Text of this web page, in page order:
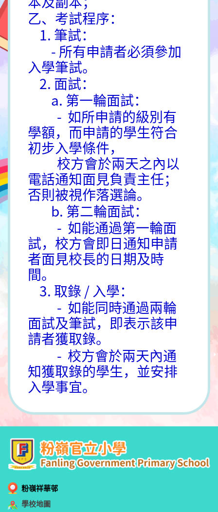
乙、考試程序：
1. 筆試：
- 所有申請者必須參加
入學筆試。
2. 面試：
a. 第一輪面試：
- 如所申請的級別有
學額，而申請的學生符合
初步入學條件，
校方會於兩天之內以
電話通知面見負責主任；
否則被視作落選論。
b. 第二輪面試：
- 如能通過第一輪面
試，校方會即日通知申請
者面見校長的日期及時
間。
3. 取錄 / 入學：
- 如能同時通過兩輪
面試及筆試，即表示該申
請者獲取錄。
- 校方會於兩天內通
知獲取錄的學生，並安排
入學事宜。
粉嶺祥華邨
學校地圖